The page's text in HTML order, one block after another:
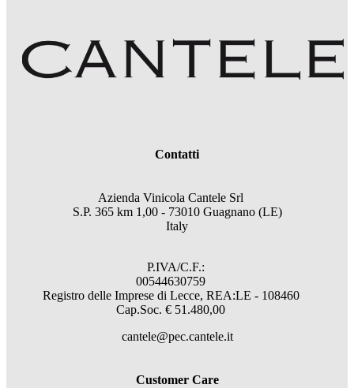
Contatti
Azienda Vinicola Cantele Srl
S.P. 365 km 1,00 - 73010 Guagnano (LE)
Italy
P.IVA/C.F.:
00544630759
Registro delle Imprese di Lecce, REA:LE - 108460
Cap.Soc. € 51.480,00
cantele@pec.cantele.it
Customer Care